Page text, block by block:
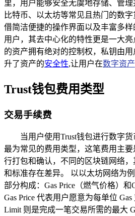
里，用户能够安全无虞地存储、管
比特币、以太坊等常见且热门的数
借简洁便捷的操作界面以及丰富多
用户，其去中心化的特性更是一大
的资产拥有绝对的控制权，私钥由
升了资产的安全性,让用户在数字资产
Trust钱包费用类型
交易手续费
当用户使用Trust钱包进行数字
最为常见的费用类型，这笔费用主
行打包和确认，不同的区块链网络
和标准存在差异。 以以太坊网络为
部分构成：Gas Price（燃气价格）和
Gas Price 代表用户愿意为每单位
Limit 则是完成一笔交易所需的最大